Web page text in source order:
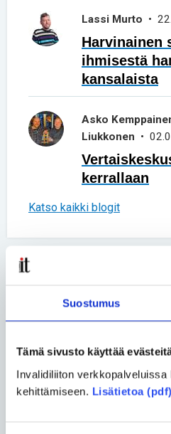
Suostumus
Tämä sivusto käyttää
Invalidiliiton
kehittämiseen. Lisätietoa (pdf)
Lassi Murto •
Harvinainen
ihmisestä
kansalaista
Asko
Liukkonen •
kerrallaan
Katso kaikki blogit
Yhteiskunta• 26.06.2026
vammaisia ihmisiä
• 17.06.2026